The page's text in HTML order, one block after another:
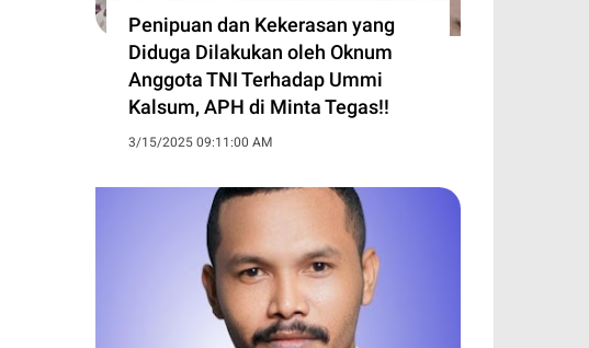
Penipuan dan Kekerasan yang
Diduga Dilakukan oleh Oknum
Anggota TNI Terhadap Ummi
Kalsum, APH di Minta Tegas!!
3/15/2025 09:11:00 AM